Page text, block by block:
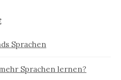
Sprachen
Sprachen lernen?